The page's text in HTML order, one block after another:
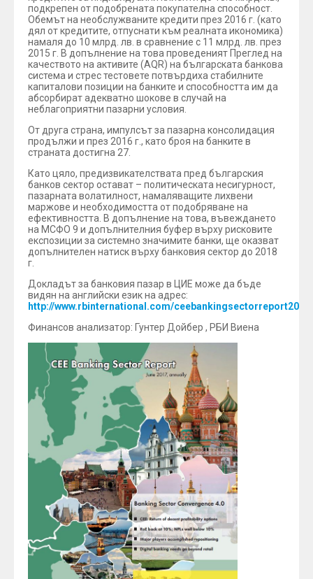
подкрепен от подобрената покупателна способност.
Обемът на необслужваните кредити през 2016 г. (като
дял от кредитите, отпуснати към реалната икономика)
намаля до 10 млрд. лв. в сравнение с 11 млрд. лв. през
2015 г. В допълнение на това проведеният Преглед на
качеството на активите (AQR) на българската банкова
система и стрес тестовете потвърдиха стабилните
капиталови позиции на банките и способността им да
абсорбират адекватно шокове в случай на
неблагоприятни пазарни условия.
От друга страна, импулсът за пазарна консолидация
продължи и през 2016 г., като броя на банките в
страната достигна 27.
Като цяло, предизвикателствата пред българския
банков сектор остават – политическата несигурност,
пазарната волатилност, намаляващите лихвени
маржове и необходимостта от подобряване на
ефективността. В допълнение на това, въвеждането
на МСФО 9 и допълнителния буфер върху рисковите
експозиции за системно значимите банки, ще оказват
допълнителен натиск върху банковия сектор до 2018
г.
Докладът за банковия пазар в ЦИЕ може да бъде
видян на английски език на адрес:
http://www.rbinternational.com/ceebankingsectorreport2017
Финансов анализатор: Гунтер Дойбер , РБИ Виена